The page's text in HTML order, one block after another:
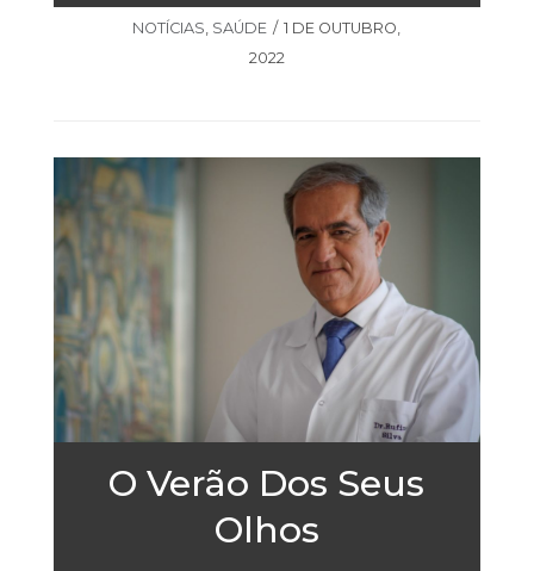
NOTÍCIAS SAÚDE
1 DE OUTUBRO,
2022
O Verão Dos Seus
Olhos